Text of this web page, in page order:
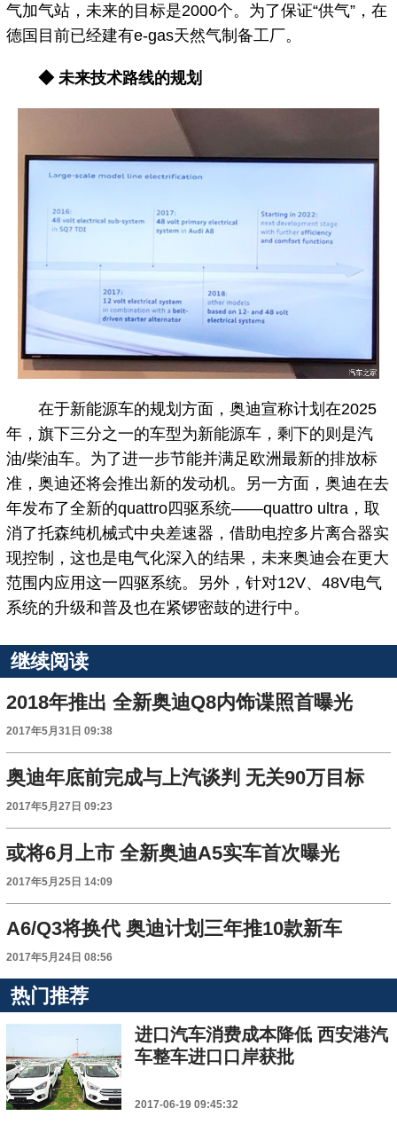
气加气站，未来的目标是2000个。为了保证“供气”，在
德国目前已经建有e-gas天然气制备工厂。
◆ 未来技术路线的规划
在于新能源车的规划方面，奥迪宣称计划在2025
年，旗下三分之一的车型为新能源车，剩下的则是汽
油/柴油车。为了进一步节能并满足欧洲最新的排放标
准，奥迪还将会推出新的发动机。另一方面，奥迪在去
年发布了全新的quattro四驱系统——quattro ultra，取
消了托森纯机械式中央差速器，借助电控多片离合器实
现控制，这也是电气化深入的结果，未来奥迪会在更大
范围内应用这一四驱系统。另外，针对12V、48V电气
系统的升级和普及也在紧锣密鼓的进行中。
继续阅读
2018年推出 全新奥迪Q8内饰谍照首曝光
2017年5月31日 09:38
奥迪年底前完成与上汽谈判 无关90万目标
2017年5月27日 09:23
或将6月上市 全新奥迪A5实车首次曝光
2017年5月25日 14:09
A6/Q3将换代 奥迪计划三年推10款新车
2017年5月24日 08:56
热门推荐
进口汽车消费成本降低 西安港汽
车整车进口口岸获批
2017-06-19 09:45:32